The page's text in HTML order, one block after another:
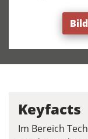
Keyfacts
Im Bereich